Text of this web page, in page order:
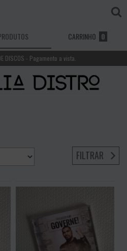
CARRINHO 0
DISCOS - Pagamento a vista.
FILTRAR